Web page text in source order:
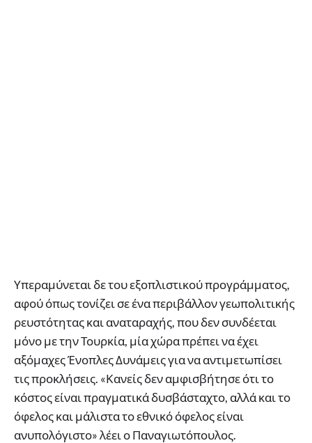
Υπεραμύνεται δε του εξοπλιστικού προγράμματος,
αφού όπως τονίζει σε ένα περιβάλλον γεωπολιτικής
ρευστότητας και αναταραχής, που δεν συνδέεται
μόνο με την Τουρκία, μία χώρα πρέπει να έχει
αξόμαχες Ένοπλες Δυνάμεις για να αντιμετωπίσει
τις προκλήσεις. «Κανείς δεν αμφισβήτησε ότι το
κόστος είναι πραγματικά δυσβάσταχτο, αλλά και το
όφελος και μάλιστα το εθνικό όφελος είναι
ανυπολόγιστο» λέει ο Παναγιωτόπουλος.